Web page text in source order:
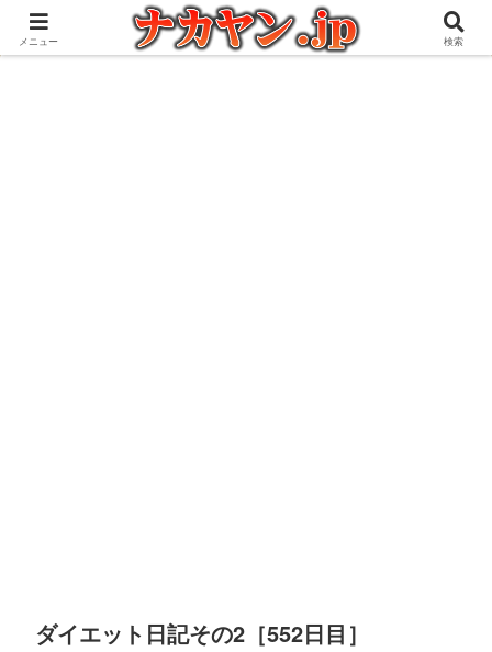
アウトドアとガジェット好きな管理人の愉快な日々を綴るブログ
ダイエット日記その2［552日目］
メニュー 検索